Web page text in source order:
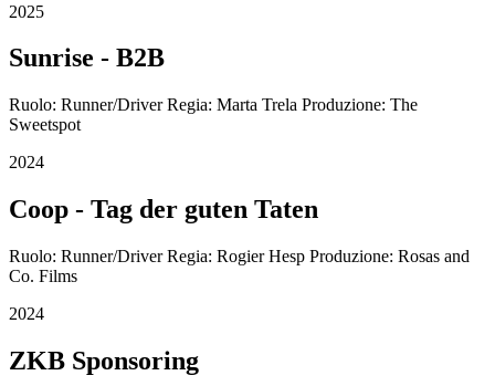
2025
Sunrise - B2B
Ruolo: Runner/Driver Regia: Marta Trela Produzione: The
Sweetspot
2024
Coop - Tag der guten Taten
Ruolo: Runner/Driver Regia: Rogier Hesp Produzione: Rosas and
Co. Films
2024
ZKB Sponsoring